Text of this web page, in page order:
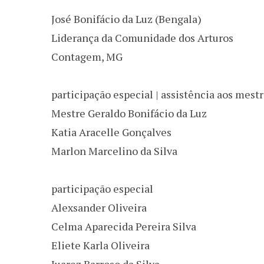
José Bonifácio da Luz (Bengala)
Liderança da Comunidade dos Arturos
Contagem, MG
participação especial | assistência aos
Mestre Geraldo Bonifácio da Luz
Katia Aracelle Gonçalves
Marlon Marcelino da Silva
participação especial
Alexsander Oliveira
Celma Aparecida Pereira Silva
Eliete Karla Oliveira